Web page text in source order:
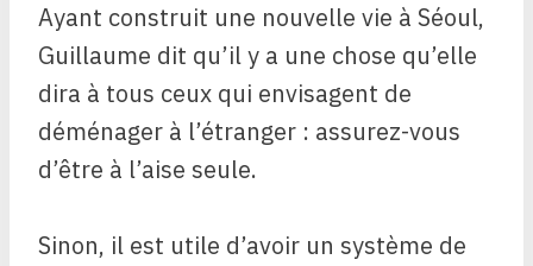
Ayant construit une nouvelle vie à Séoul,
Guillaume dit qu’il y a une chose qu’elle
dira à tous ceux qui envisagent de
déménager à l’étranger : assurez-vous
d’être à l’aise seule.
Sinon, il est utile d’avoir un système de